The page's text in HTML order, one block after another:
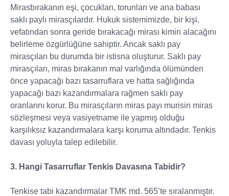
Mirasbırakanın eşi, çocukları, torunları ve ana babası
saklı paylı mirasçılardır. Hukuk sistemimizde, bir kişi,
vefatından sonra geride bırakacağı mirası kimin alacağını
belirleme özgürlüğüne sahiptir. Ancak saklı pay
mirasçıları bu durumda bir istisna oluşturur. Saklı pay
mirasçıları, miras bırakanın mal varlığında ölümünden
önce yapacağı bazı tasarruflara ve hatta sağlığında
yapacağı bazı kazandırmalara rağmen saklı pay
oranlarını korur. Bu mirasçıların miras payı murisin miras
sözleşmesi veya vasiyetname ile yapmış olduğu
karşılıksız kazandırmalara karşı koruma altındadır. Tenkis
davası yoluyla talep edilebilir.
3. Hangi Tasarruflar Tenkis Davasına Tabidir?
Tenkise tabi kazandırmalar TMK md. 565’te sıralanmıştır.